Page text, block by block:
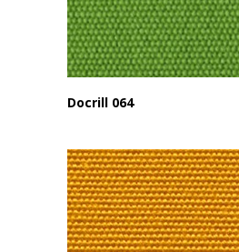
Docrill 064